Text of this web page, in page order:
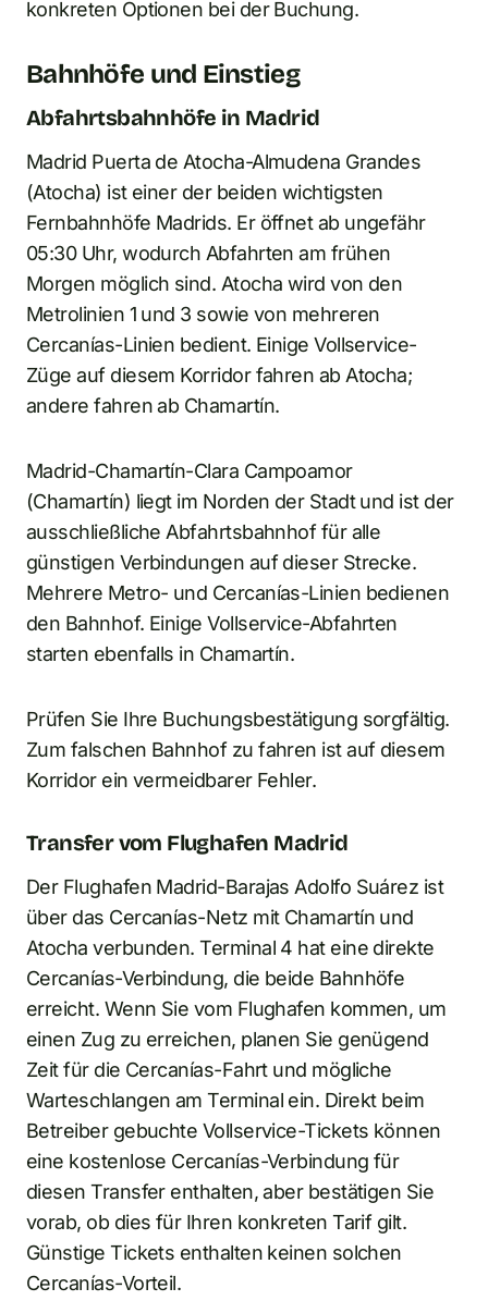
konkreten Optionen bei der Buchung.
Bahnhöfe und Einstieg
Abfahrtsbahnhöfe in Madrid
Madrid Puerta de Atocha-Almudena Grandes
(Atocha) ist einer der beiden wichtigsten
Fernbahnhöfe Madrids. Er öffnet ab ungefähr
05:30 Uhr, wodurch Abfahrten am frühen
Morgen möglich sind. Atocha wird von den
Metrolinien 1 und 3 sowie von mehreren
Cercanías-Linien bedient. Einige Vollservice-
Züge auf diesem Korridor fahren ab Atocha;
andere fahren ab Chamartín.
Madrid-Chamartín-Clara Campoamor
(Chamartín) liegt im Norden der Stadt und ist der
ausschließliche Abfahrtsbahnhof für alle
günstigen Verbindungen auf dieser Strecke.
Mehrere Metro- und Cercanías-Linien bedienen
den Bahnhof. Einige Vollservice-Abfahrten
starten ebenfalls in Chamartín.
Prüfen Sie Ihre Buchungsbestätigung sorgfältig.
Zum falschen Bahnhof zu fahren ist auf diesem
Korridor ein vermeidbarer Fehler.
Transfer vom Flughafen Madrid
Der Flughafen Madrid-Barajas Adolfo Suárez ist
über das Cercanías-Netz mit Chamartín und
Atocha verbunden. Terminal 4 hat eine direkte
Cercanías-Verbindung, die beide Bahnhöfe
erreicht. Wenn Sie vom Flughafen kommen, um
einen Zug zu erreichen, planen Sie genügend
Zeit für die Cercanías-Fahrt und mögliche
Warteschlangen am Terminal ein. Direkt beim
Betreiber gebuchte Vollservice-Tickets können
eine kostenlose Cercanías-Verbindung für
diesen Transfer enthalten, aber bestätigen Sie
vorab, ob dies für Ihren konkreten Tarif gilt.
Günstige Tickets enthalten keinen solchen
Cercanías-Vorteil.